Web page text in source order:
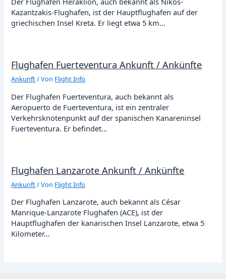
Kazantzakis-Flughafen, ist der Hauptflughafen auf der
griechischen Insel Kreta. Er liegt etwa 5 km…
Flughafen Fuerteventura Ankunft / Ankünfte
Ankunft/ Von Flight Info
Der Flughafen Fuerteventura, auch bekannt als
Aeropuerto de Fuerteventura, ist ein zentraler
Verkehrsknotenpunkt auf der spanischen Kanareninsel
Fuerteventura. Er befindet…
Flughafen Lanzarote Ankunft / Ankünfte
Ankunft/ Von Flight Info
Der Flughafen Lanzarote, auch bekannt als César
Manrique-Lanzarote Flughafen (ACE), ist der
Hauptflughafen der kanarischen Insel Lanzarote, etwa 5
Kilometer…